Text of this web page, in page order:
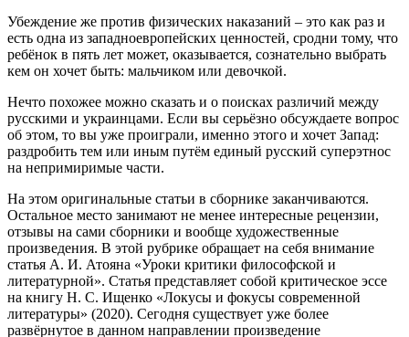
Убеждение же против физических наказаний – это как раз и
есть одна из западноевропейских ценностей, сродни тому, что
ребёнок в пять лет может, оказывается, сознательно выбрать
кем он хочет быть: мальчиком или девочкой.
Нечто похожее можно сказать и о поисках различий между
русскими и украинцами. Если вы серьёзно обсуждаете вопрос
об этом, то вы уже проиграли, именно этого и хочет Запад:
раздробить тем или иным путём единый русский суперэтнос
на непримиримые части.
На этом оригинальные статьи в сборнике заканчиваются.
Остальное место занимают не менее интересные рецензии,
отзывы на сами сборники и вообще художественные
произведения. В этой рубрике обращает на себя внимание
статья А. И. Атояна «Уроки критики философской и
литературной». Статья представляет собой критическое эссе
на книгу Н. С. Ищенко «Локусы и фокусы современной
литературы» (2020). Сегодня существует уже более
развёрнутое в данном направлении произведение